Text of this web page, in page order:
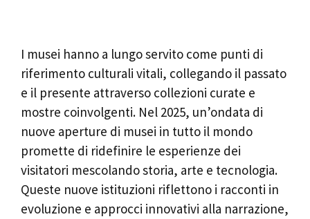
I musei hanno a lungo servito come punti di
riferimento culturali vitali, collegando il passato
e il presente attraverso collezioni curate e
mostre coinvolgenti. Nel 2025, un’ondata di
nuove aperture di musei in tutto il mondo
promette di ridefinire le esperienze dei
visitatori mescolando storia, arte e tecnologia.
Queste nuove istituzioni riflettono i racconti in
evoluzione e approcci innovativi alla narrazione,